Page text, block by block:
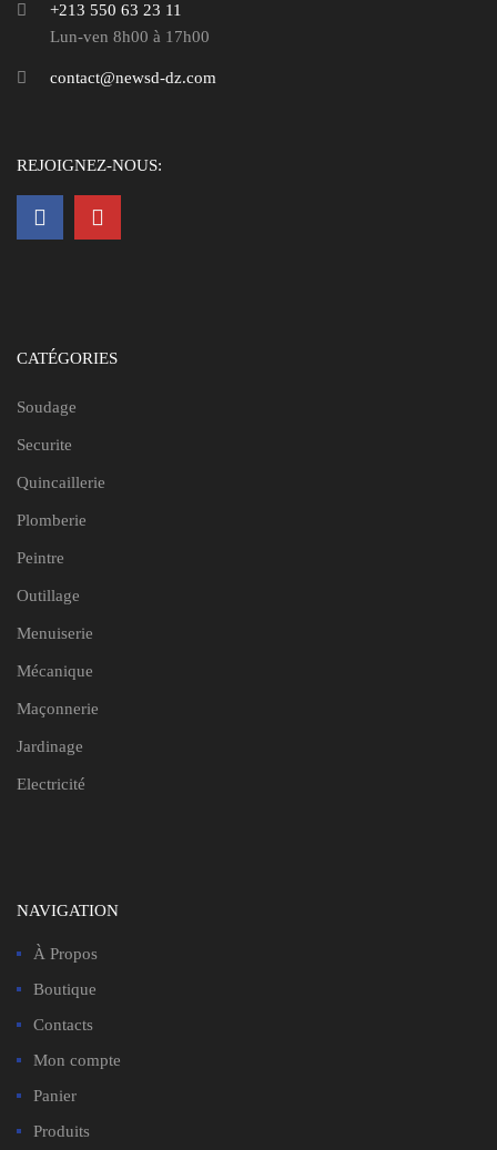
+213 550 63 23 11
Lun-ven 8h00 à 17h00
contact@newsd-dz.com
REJOIGNEZ-NOUS:
CATÉGORIES
Soudage
Securite
Quincaillerie
Plomberie
Peintre
Outillage
Menuiserie
Mécanique
Maçonnerie
Jardinage
Electricité
NAVIGATION
À Propos
Boutique
Contacts
Mon compte
Panier
Produits